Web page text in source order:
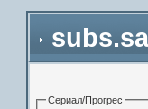
Сериал/Прогрес